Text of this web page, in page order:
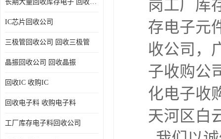
长期大量回收库存电子 回收电子料 回收电子元器件专业公司
IC芯片回收公司
三极管回收公司 回收三极管
晶振回收公司 回收晶振
回收IC 收购IC
回收电子料 收购电子料
工厂库存电子料回收公司
岗工厂库
存电子元
收公司，
子收购公
化电子收
天河区白